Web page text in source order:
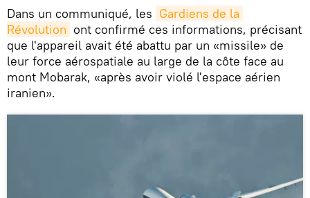
Dans un communiqué, les Gardiens de la
Révolution ont confirmé ces informations, précisant
que l'appareil avait été abattu par un «missile» de
leur force aérospatiale au large de la côte face au
mont Mobarak, «après avoir violé l'espace aérien
iranien».